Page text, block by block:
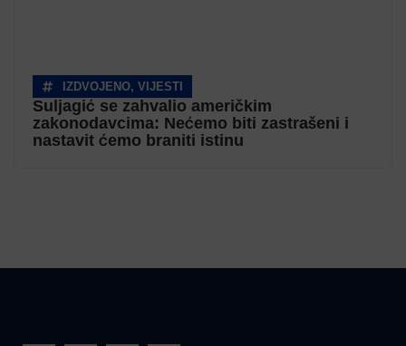
IZDVOJENO, VIJESTI
Suljagić se zahvalio američkim
zakonodavcima: Nećemo biti zastrašeni i
nastavit ćemo braniti istinu